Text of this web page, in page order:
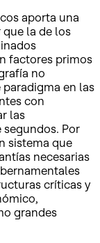
aporta una
la de los
factores primos
no
en las
con
las
Por
sistema que
necesarias
críticas y
grandes